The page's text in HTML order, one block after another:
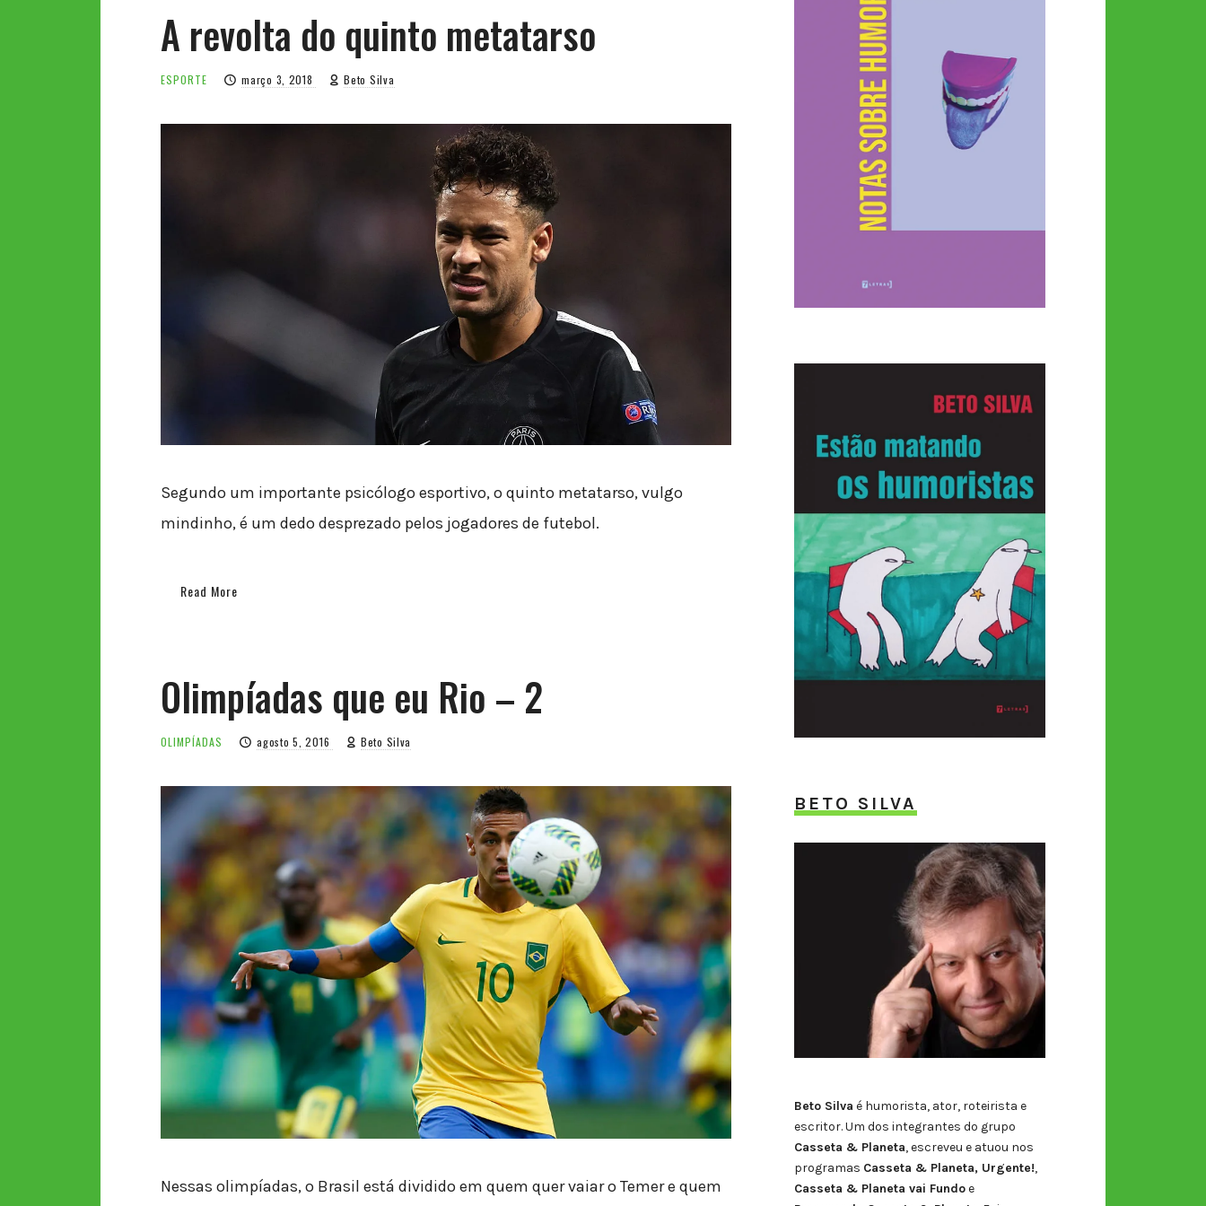
A revolta do quinto metatarso
ESPORTE março 3, 2018 Beto Silva
Segundo um importante psicólogo esportivo, o quinto metatarso, vulgo
mindinho, é um dedo desprezado pelos jogadores de futebol.
Read More
Olimpíadas que eu Rio – 2
OLIMPÍADAS agosto 5, 2016 Beto Silva
Nessas olimpíadas, o Brasil está dividido em quem quer vaiar o Temer e quem
BETO SILVA
Beto Silva é humorista, ator, roteirista e
escritor. Um dos integrantes do grupo
Casseta & Planeta, escreveu e atuou nos
programas Casseta & Planeta, Urgente!,
Casseta & Planeta vai Fundoe